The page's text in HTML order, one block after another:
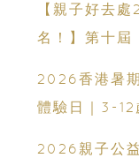
【親子好去
名！】第十
2026香港暑
體驗日｜3-12
2026親子公